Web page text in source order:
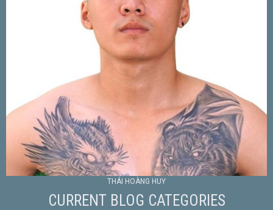
THÁI HOÀNG HUY
CURRENT BLOG CATEGORIES